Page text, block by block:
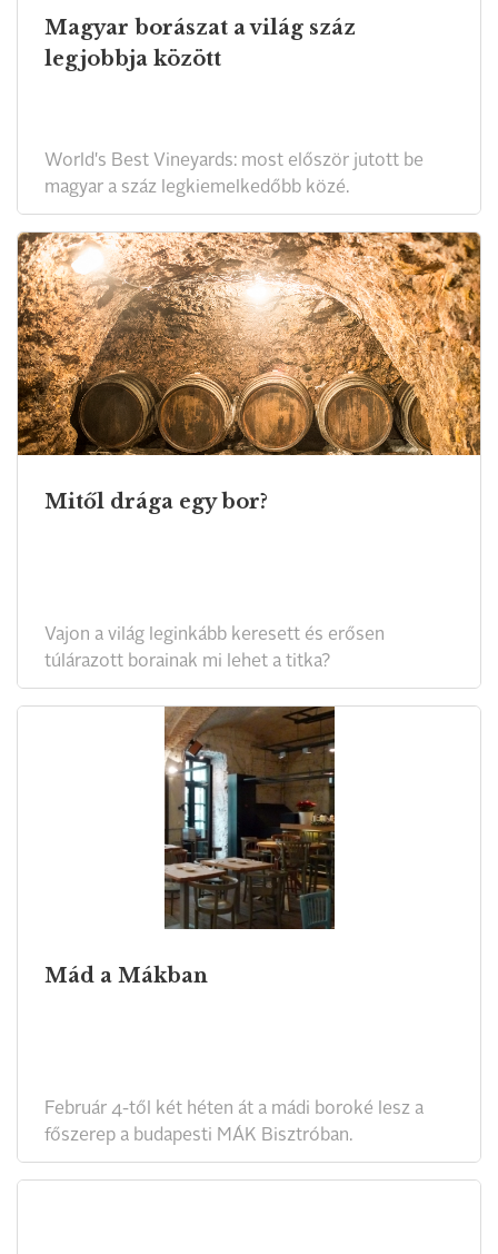
Magyar borászat a világ száz
legjobbja között
World's Best Vineyards: most először jutott be
magyar a száz legkiemelkedőbb közé.
Mitől drága egy bor?
Vajon a világ leginkább keresett és erősen
túlárazott borainak mi lehet a titka?
Mád a Mákban
Február 4-től két héten át a mádi boroké lesz a
főszerep a budapesti MÁK Bisztróban.